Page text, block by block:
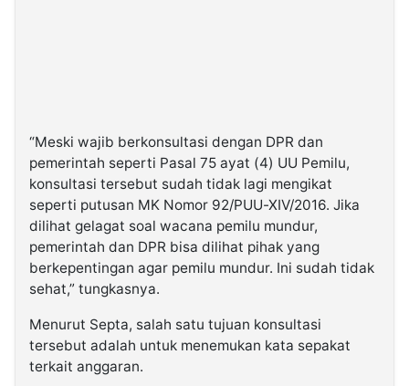
“Meski wajib berkonsultasi dengan DPR dan
pemerintah seperti Pasal 75 ayat (4) UU Pemilu,
konsultasi tersebut sudah tidak lagi mengikat
seperti putusan MK Nomor 92/PUU-XIV/2016. Jika
dilihat gelagat soal wacana pemilu mundur,
pemerintah dan DPR bisa dilihat pihak yang
berkepentingan agar pemilu mundur. Ini sudah tidak
sehat,” tungkasnya.
Menurut Septa, salah satu tujuan konsultasi
tersebut adalah untuk menemukan kata sepakat
terkait anggaran.